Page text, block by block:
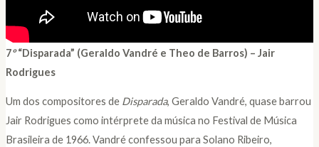
7º“Disparada” (Geraldo Vandré e Theo de Barros) – Jair
Rodrigues
Um dos compositores de Disparada, Geraldo Vandré, quase barrou
Jair Rodrigues como intérprete da música no Festival de Música
Brasileira de 1966. Vandré confessou para Solano Ribeiro,